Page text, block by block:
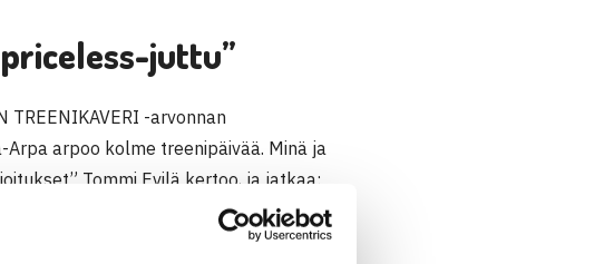
juttu”
-arvonnan
arpoo kolme treenipäivää. Minä ja
Tommi Evilä kertoo, ja jatkaa:
– omasta lajistaan tai jostakin